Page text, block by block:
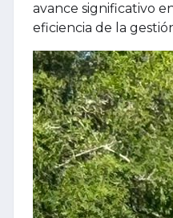
avance significativo
eficiencia de la